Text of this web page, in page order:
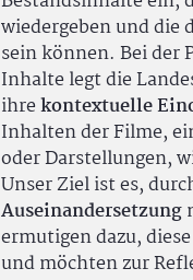
wiedergeben und die
sein können. Bei der
Inhalte legt die
ihrekontextuelle
Inhalten der Filme,
oder Darstellungen,
Unser Ziel ist es,
Auseinandersetzung
ermutigen dazu,
und möchten zur